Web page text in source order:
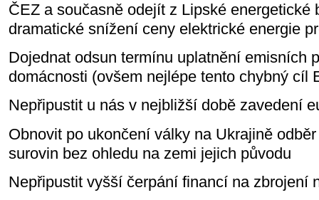
ČEZ a současně odejít z Lipské energetické
dramatické snížení ceny elektrické energie
Dojednat odsun termínu uplatnění emisních
domácnosti (ovšem nejlépe tento chybný cíl
Nepřipustit u nás v nejbližší době zavedení
Obnovit po ukončení války na Ukrajině
surovin bez ohledu na zemi jejich původu
Nepřipustit vyšší čerpání financí na zbrojení